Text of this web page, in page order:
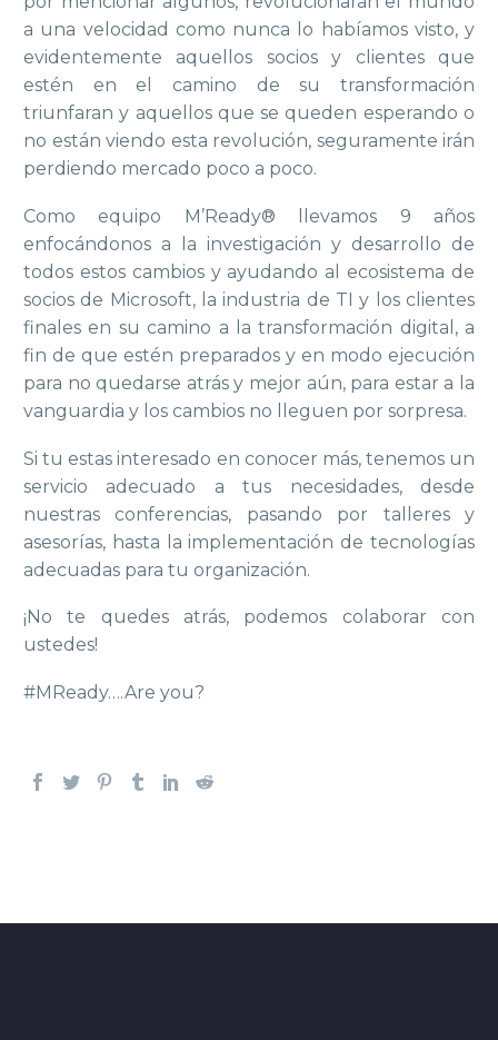
a una velocidad como nunca lo habíamos visto, y
evidentemente aquellos socios y clientes que
estén en el camino de su transformación
triunfaran y aquellos que se queden esperando o
no están viendo esta revolución, seguramente irán
perdiendo mercado poco a poco.
Como equipo M’Ready® llevamos 9 años
enfocándonos a la investigación y desarrollo de
todos estos cambios y ayudando al ecosistema de
socios de Microsoft, la industria de TI y los clientes
finales en su camino a la transformación digital, a
fin de que estén preparados y en modo ejecución
para no quedarse atrás y mejor aún, para estar a la
vanguardia y los cambios no lleguen por sorpresa.
Si tu estas interesado en conocer más, tenemos un
servicio adecuado a tus necesidades, desde
nuestras conferencias, pasando por talleres y
asesorías, hasta la implementación de tecnologías
adecuadas para tu organización.
¡No te quedes atrás, podemos colaborar con
ustedes!
#MReady….Are you?